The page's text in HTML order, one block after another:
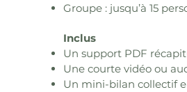
Groupe : jusqu’à 15
Inclus
Un support PDF
Une courte vidéo ou
Un mini-bilan collectif